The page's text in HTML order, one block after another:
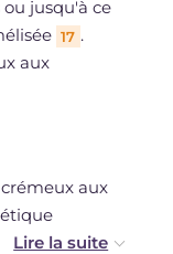
jusqu'à ce
17 .
aux
aux